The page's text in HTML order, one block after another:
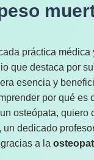
práctica médica
que destaca por
esencia y
por qué es
osteópata, quiero
un dedicado
a la